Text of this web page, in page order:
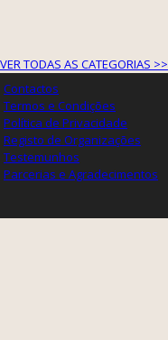
VER TODAS AS CATEGORIAS >>
Contactos
Termos e Condições
Política de Privacidade
Registo de Organizações
Testemunhos
Parcerias e Agradecimentos